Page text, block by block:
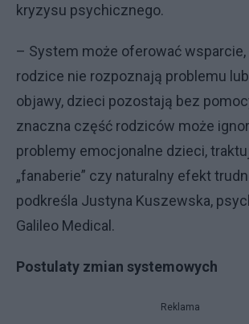
kryzysu psychicznego.
– System może oferować wsparcie,
rodzice nie rozpoznają problemu
objawy, dzieci pozostają bez
znaczna część rodziców może
problemy emocjonalne dzieci,
„fanaberie” czy naturalny efekt
podkreśla Justyna Kuszewska,
Galileo Medical.
Postulaty zmian systemowych
Reklama